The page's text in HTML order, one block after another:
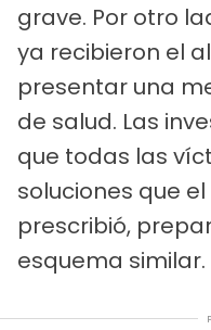
grave. Por otro
ya recibieron el
presentar una
de salud. Las
que todas las
soluciones que
prescribió,
esquema similar.